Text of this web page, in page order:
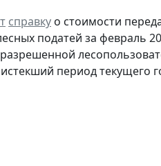
справку о стоимости
податей за февраль
период текущего